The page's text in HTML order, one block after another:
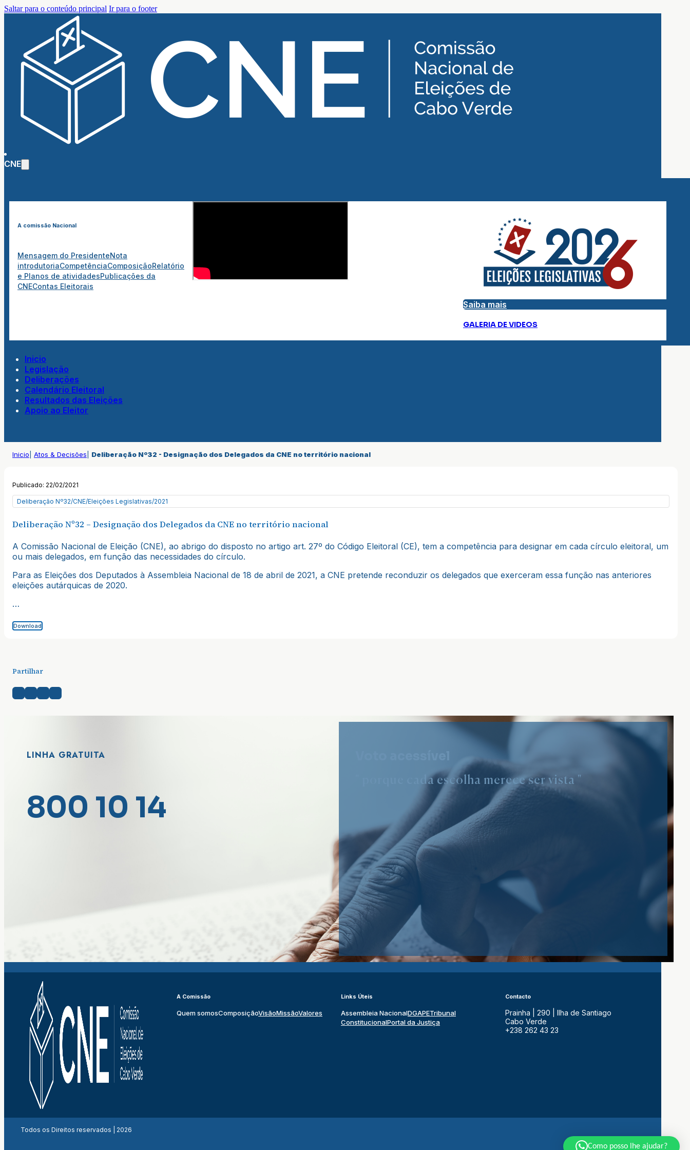
Saltar para o conteúdo principal Ir para o footer
CNE
A comissão Nacional
Mensagem do PresidenteNota
introdutoriaCompetênciaComposiçãoRelatório
e Planos de atividadesPublicações da
CNEContas Eleitorais
Saiba mais
GALERIA DE VIDEOS
Inicio
Legislação
Deliberações
Calendário Eleitoral
Resultados das Eleições
Apoio ao Eleitor
Inicio Atos & Decisões Deliberação Nº32 - Designação dos Delegados da CNE no território nacional
Publicado: 22/02/2021
Deliberação Nº32/CNE/Eleições Legislativas/2021
Deliberação Nº32 – Designação dos Delegados da CNE no território nacional
A Comissão Nacional de Eleição (CNE), ao abrigo do disposto no artigo art. 27º do Código Eleitoral (CE), tem a competência para designar em cada círculo eleitoral, um
ou mais delegados, em função das necessidades do círculo.
Para as Eleições dos Deputados à Assembleia Nacional de 18 de abril de 2021, a CNE pretende reconduzir os delegados que exerceram essa função nas anteriores
eleições autárquicas de 2020.
…
Download
Partilhar
LINHA GRATUITA
800 10 14
" porque cada escolha merece ser vista "
A Comissão
Quem somosComposiçãoVisãoMissãoValores
Links Úteis
Assembleia NacionalDGAPETribunal
ConstitucionalPortal da Justiça
Contacto
Prainha | 290 | Ilha de Santiago
Cabo Verde
+238 262 43 23
Todos os Direitos reservados | 2026
Como posso lhe ajudar?